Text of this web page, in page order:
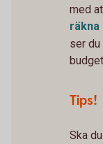
med
räkna
ser
budget.
Tips!
Ska